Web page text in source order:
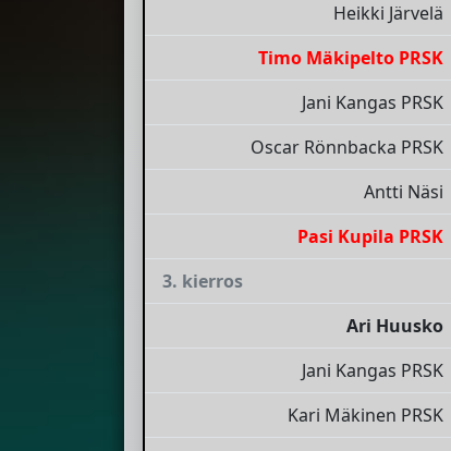
Heikki Järvelä
Timo Mäkipelto PRSK
Jani Kangas PRSK
Oscar Rönnbacka PRSK
Antti Näsi
Pasi Kupila PRSK
3. kierros
Ari Huusko
Jani Kangas PRSK
Kari Mäkinen PRSK